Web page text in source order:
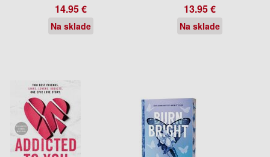
14.95 €
Na sklade
13.95 €
Na sklade